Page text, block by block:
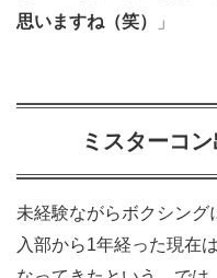
思いますね（笑）
」
ミスターコ
未経験ながらボクシング
入部から1年経った現在